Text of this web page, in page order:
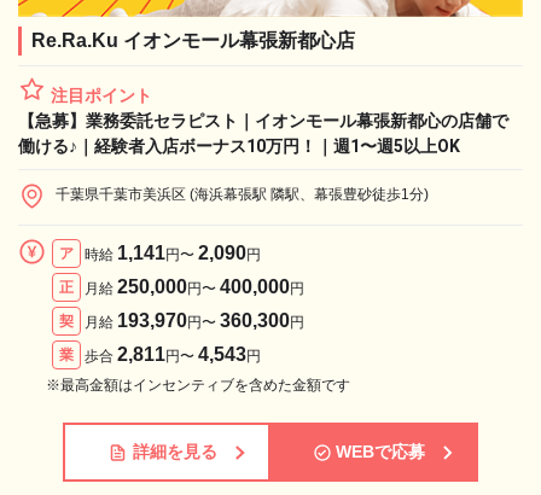
Re.Ra.Ku イオンモール幕張新都心店
注目ポイント
【急募】業務委託セラピスト｜イオンモール幕張新都心の店舗で
働ける♪｜経験者入店ボーナス10万円！｜週1〜週5以上OK
千葉県千葉市美浜区 (海浜幕張駅 隣駅、幕張豊砂徒歩1分)
ア 時給 1,141円〜 2,090円
正
月給 250,000円〜 400,000円
契
月給 193,970円〜 360,300円
業
歩合 2,811円〜 4,543円
※最高金額はインセンティブを含めた金額です
詳細を見る WEBで応募